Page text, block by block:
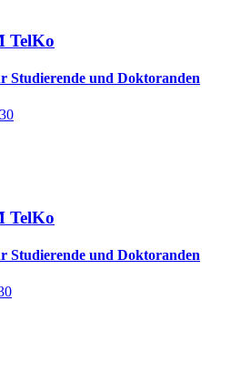
TelKo
Studierende und Doktoranden
TelKo
Studierende und Doktoranden